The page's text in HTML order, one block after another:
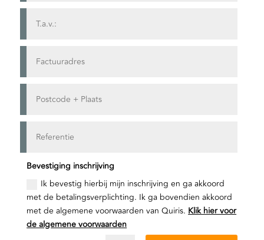
Bevestiging inschrijving
Ik bevestig hierbij mijn inschrijving en ga akkoord
met de betalingsverplichting. Ik ga bovendien akkoord
met de algemene voorwaarden van Quiris.Klik hier voor
de algemene voorwaarden